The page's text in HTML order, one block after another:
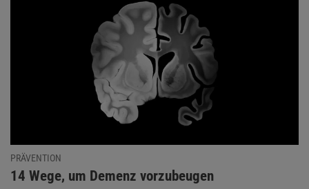
PRÄVENTION
:
14 Wege, um Demenz vorzubeugen